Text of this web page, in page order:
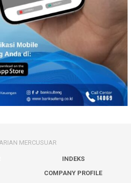
INDEKS
COMPANY PROFILE